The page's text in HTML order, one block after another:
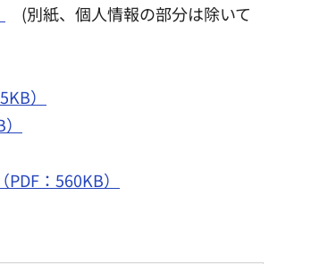
(別紙、個人情報の部分は除いて
）
：560KB）